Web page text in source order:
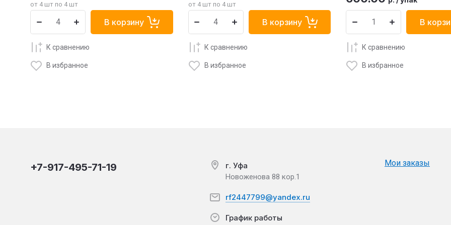
от 4 шт по 4 шт
В корзину
К сравнению
В избранное
от 4 шт по 4 шт
В корзину
К сравнению
В избранное
В
К сравнению
В избранное
+7-917-495-71-19 г. Уфа
Новоженова 88 кор.1
rf2447799@yandex.ru
График работы
Мои заказы